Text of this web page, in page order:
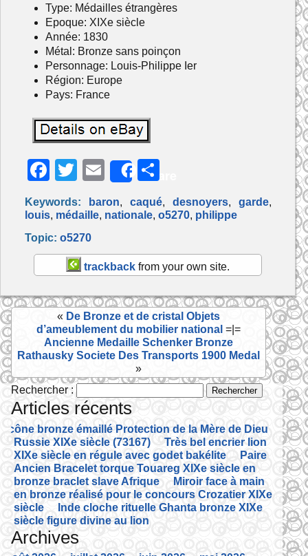
Type: Médailles étrangères
Epoque: XIXe siècle
Année: 1830
Métal: Bronze sans poinçon
Personnage: Louis-Philippe Ier
Région: Europe
Pays: France
F
c
e
b
o
o
k
T
w
itt
er
E
ai
Share
ar
ta
er
Keywords: baron, caqué, desnoyers, garde,
louis, médaille, nationale, o5270, philippe
Topic: o5270
trackback from your own site.
« De Bronze et de cristal Objets
d’ameublement du mobilier national =|=
Ancienne Medaille Schenker Bronze
Rathausky Societe Des Transports 1900 Medal
»
Rechercher :
Articles récents
Icône bronze émaillé Protection de la Mère de Dieu
Russie XIXe siècle (73167)
Très bel encrier lion
XIXe siècle en régule avec godet bakélite
Paire
Ancien Bracelet torque Touareg XIXe siècle en
bronze braclet slave Afrique
Miroir face à main
en bronze réalisé pour le concours Crozatier XIXe
siècle
Inde cloche rituelle Ghanta bronze XIXe
siècle figure divine au lion
Archives